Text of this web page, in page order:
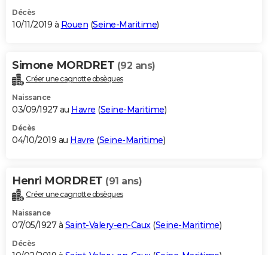
Décès
10/11/2019 à Rouen (Seine-Maritime)
Simone MORDRET (92 ans)
Créer une cagnotte obsèques
Naissance
03/09/1927 au Havre (Seine-Maritime)
Décès
04/10/2019 au Havre (Seine-Maritime)
Henri MORDRET (91 ans)
Créer une cagnotte obsèques
Naissance
07/05/1927 à Saint-Valery-en-Caux (Seine-Maritime)
Décès